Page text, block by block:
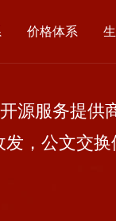
价格体系
服务提供商
，公文交